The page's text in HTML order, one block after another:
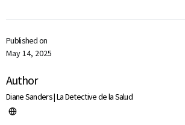
Published on
May 14, 2025
Author
Diane Sanders | La Detective de la Salud